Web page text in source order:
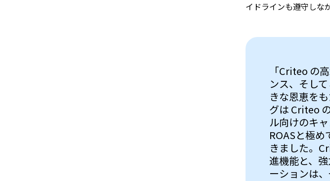
イドラインも遵守しな
「Criteo の
ンス、そし
きな恩恵を
グは Criteo
ル向けのキ
ROASと極
きました。
進機能と、
ーションは